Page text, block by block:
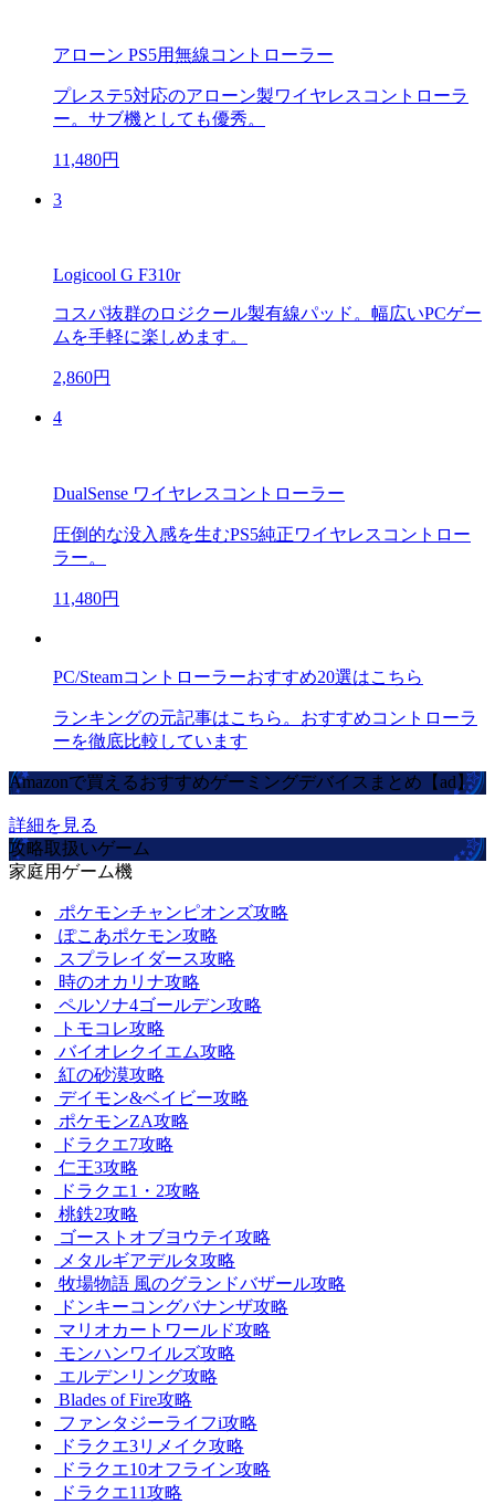
アローン PS5用無線コントローラー
プレステ5対応のアローン製ワイヤレスコントローラ
ー。サブ機としても優秀。
11,480円
3
Logicool G F310r
コスパ抜群のロジクール製有線パッド。幅広いPCゲー
ムを手軽に楽しめます。
2,860円
4
DualSense ワイヤレスコントローラー
圧倒的な没入感を生むPS5純正ワイヤレスコントロー
ラー。
11,480円
PC/Steamコントローラーおすすめ20選はこちら
ランキングの元記事はこちら。おすすめコントローラ
ーを徹底比較しています
Amazonで買えるおすすめゲーミングデバイスまとめ【ad】
詳細を見る
攻略取扱いゲーム
家庭用ゲーム機
ポケモンチャンピオンズ攻略
ぽこあポケモン攻略
スプラレイダース攻略
時のオカリナ攻略
ペルソナ4ゴールデン攻略
トモコレ攻略
バイオレクイエム攻略
紅の砂漠攻略
デイモン&ベイビー攻略
ポケモンZA攻略
ドラクエ7攻略
仁王3攻略
ドラクエ1・2攻略
桃鉄2攻略
ゴーストオブヨウテイ攻略
メタルギアデルタ攻略
牧場物語 風のグランドバザール攻略
ドンキーコングバナンザ攻略
マリオカートワールド攻略
モンハンワイルズ攻略
エルデンリング攻略
Blades of Fire攻略
ファンタジーライフi攻略
ドラクエ3リメイク攻略
ドラクエ10オフライン攻略
ドラクエ11攻略